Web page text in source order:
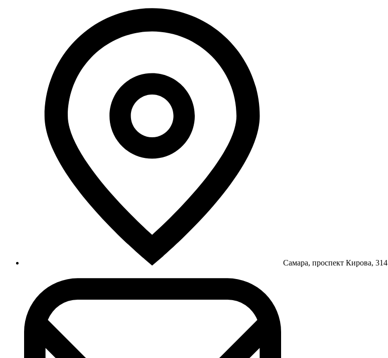
Самара, проспект Кирова, 314